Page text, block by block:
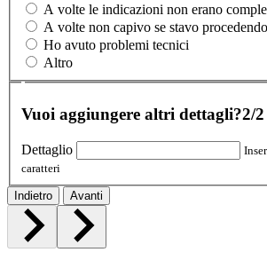
A volte le indicazioni non erano
A volte non capivo se stavo
Ho avuto problemi tecnici
Altro
Vuoi aggiungere altri dettagli?2/2
Dettaglio
caratteri
Indietro Avanti